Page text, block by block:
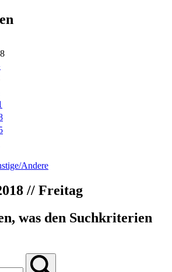
Andere
// Freitag
was den Suchkriterien